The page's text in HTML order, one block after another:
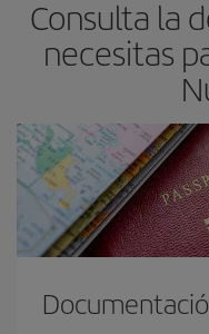
escolares son temporada
pensando en una
compres tu vuelo,
Consulta la
necesitas